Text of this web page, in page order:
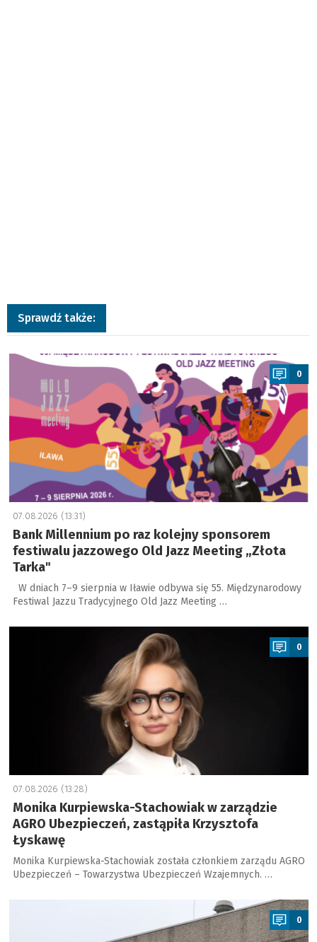
Sprawdź także:
a
0
07.08.2026 (13:31)
Bank Millennium po raz kolejny sponsorem
festiwalu jazzowego Old Jazz Meeting „Złota
Tarka"
W dniach 7–9 sierpnia w Iławie odbywa się 55. Międzynarodowy
Festiwal Jazzu Tradycyjnego Old Jazz Meeting …
a
0
07.08.2026 (13:28)
Monika Kurpiewska-Stachowiak w zarządzie
AGRO Ubezpieczeń, zastąpiła Krzysztofa
Łyskawę
Monika Kurpiewska-Stachowiak została członkiem zarządu AGRO
Ubezpieczeń – Towarzystwa Ubezpieczeń Wzajemnych. …
0